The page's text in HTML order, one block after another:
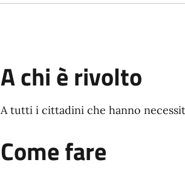
A chi è rivolto
A tutti i cittadini che hanno
Come fare